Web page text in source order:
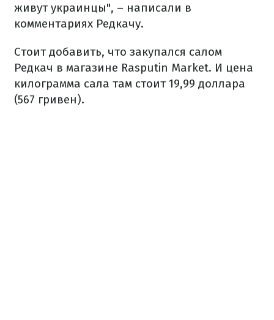
живут украинцы", – написали в
комментариях Редкачу.
Стоит добавить, что закупался салом
Редкач в магазине Rasputin Market. И цена
килограмма сала там стоит 19,99 доллара
(567 гривен).